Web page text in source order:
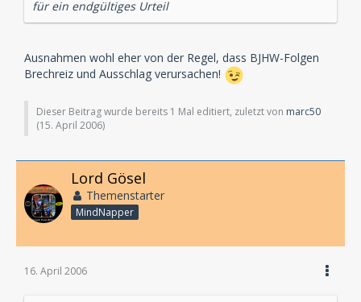
für ein endgültiges Urteil
Ausnahmen wohl eher von der Regel, dass BJHW-Folgen
Brechreiz und Ausschlag verursachen!
Dieser Beitrag wurde bereits 1 Mal editiert, zuletzt von marc50
(15. April 2006)
Lord Gösel
Themenstarter
MindNapper
16. April 2006